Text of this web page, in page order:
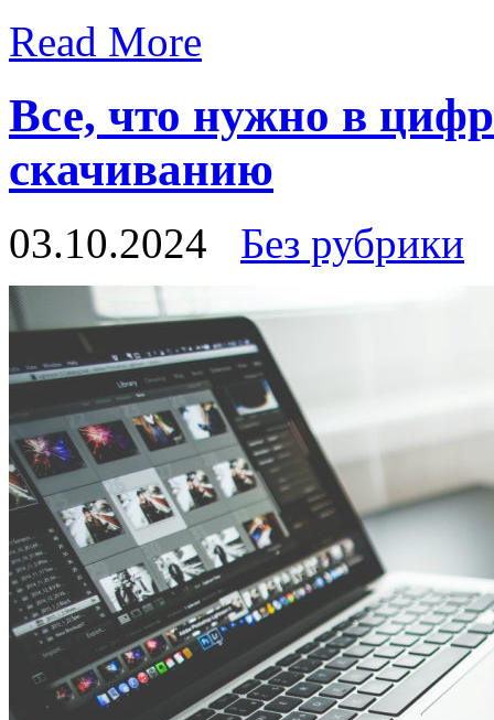
Read More
Все, что нужно в
скачиванию
03.10.2024 Без рубрики